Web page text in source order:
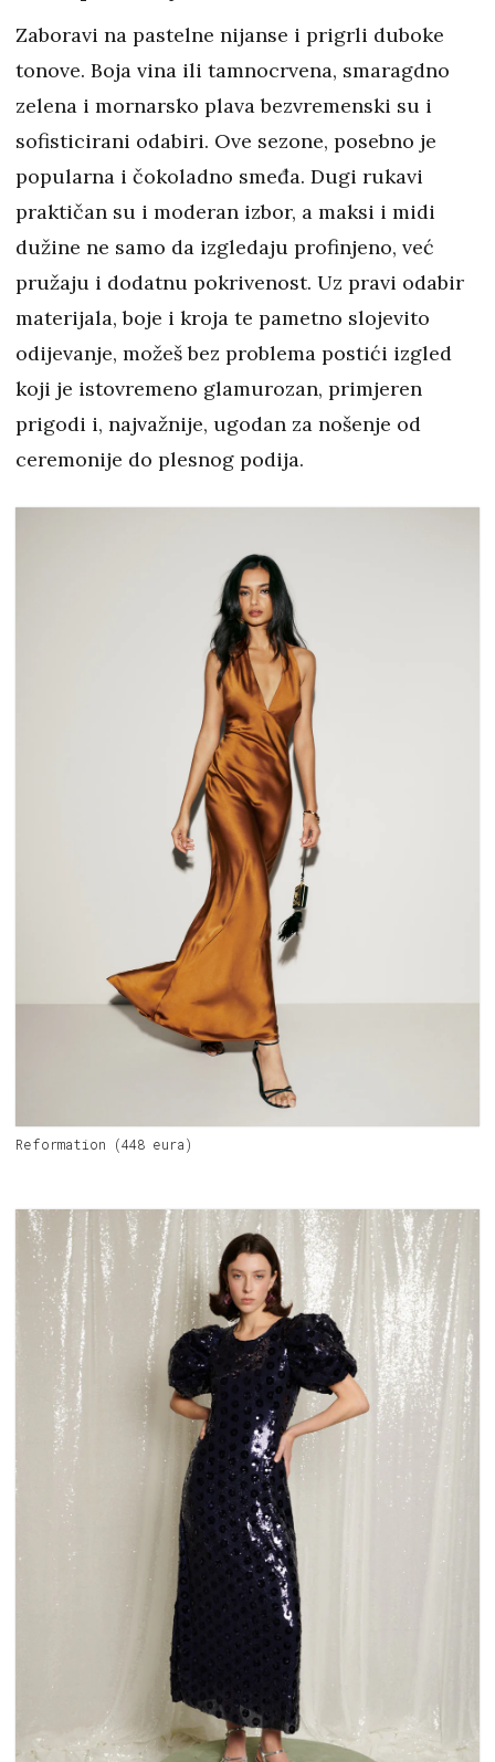
Zaboravi na pastelne nijanse i prigrli duboke
tonove. Boja vina ili tamnocrvena, smaragdno
zelena i mornarsko plava bezvremenski su i
sofisticirani odabiri. Ove sezone, posebno je
popularna i čokoladno smeđa. Dugi rukavi
praktičan su i moderan izbor, a maksi i midi
dužine ne samo da izgledaju profinjeno, već
pružaju i dodatnu pokrivenost. Uz pravi odabir
materijala, boje i kroja te pametno slojevito
odijevanje, možeš bez problema postići izgled
koji je istovremeno glamurozan, primjeren
prigodi i, najvažnije, ugodan za nošenje od
ceremonije do plesnog podija.
Reformation (448 eura)